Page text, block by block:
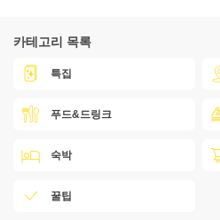
카테고리 목록
특집
푸드&드링크
숙박
꿀팁